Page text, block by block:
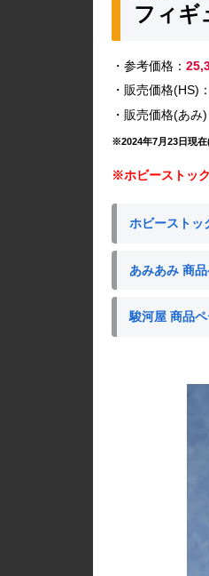
フィギ
・参考価格：
・販売価格(HS)：
・販売価格(あみ)
※2024年7月23日現在
※ホビーストッ
ホビーストッ
あみあみ 商
駿河屋 商品